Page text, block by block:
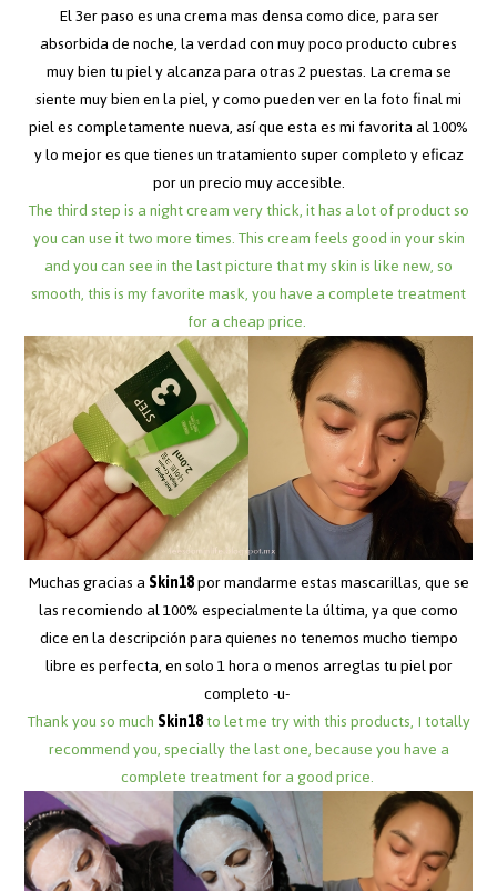
El 3er paso es una crema mas densa como dice, para ser
absorbida de noche, la verdad con muy poco producto cubres
muy bien tu piel y alcanza para otras 2 puestas. La crema se
siente muy bien en la piel, y como pueden ver en la foto final mi
piel es completamente nueva, así que esta es mi favorita al 100%
y lo mejor es que tienes un tratamiento super completo y eficaz
por un precio muy accesible.
The third step is a night cream very thick, it has a lot of product so
you can use it two more times. This cream feels good in your skin
and you can see in the last picture that my skin is like new, so
smooth, this is my favorite mask, you have a complete treatment
for a cheap price.
Muchas gracias aSkin18por mandarme estas mascarillas, que se
las recomiendo al 100% especialmente la última, ya que como
dice en la descripción para quienes no tenemos mucho tiempo
libre es perfecta, en solo 1 hora o menos arreglas tu piel por
completo -u-
Thank you so muchSkin18to let me try with this products, I totally
recommend you, specially the last one, because you have a
complete treatment for a good price.